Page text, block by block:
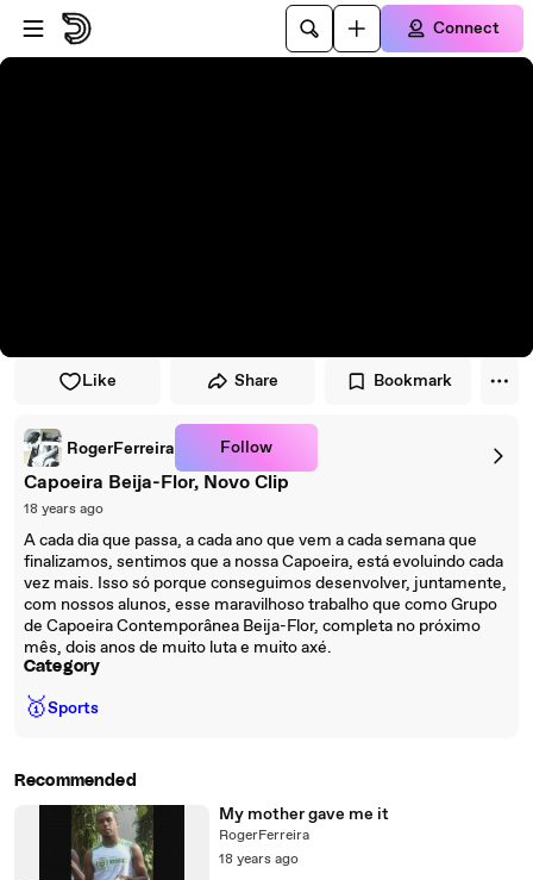
Skip to player
Skip to main content
Connect
Like Share Bookmark
RogerFerreira Follow
Capoeira Beija-Flor, Novo Clip
18 years ago
A cada dia que passa, a cada ano que vem a cada semana que
finalizamos, sentimos que a nossa Capoeira, está evoluindo cada
vez mais. Isso só porque conseguimos desenvolver, juntamente,
com nossos alunos, esse maravilhoso trabalho que como Grupo
de Capoeira Contemporânea Beija-Flor, completa no próximo
mês, dois anos de muito luta e muito axé.
Category
🥇Sports
Recommended
My mother gave me it
RogerFerreira
18 years ago